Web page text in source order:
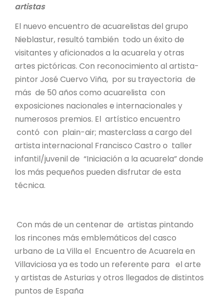
artistas
El nuevo encuentro de acuarelistas del grupo
Nieblastur, resultó también todo un éxito de
visitantes y aficionados a la acuarela y otras
artes pictóricas. Con reconocimiento al artista-
pintor José Cuervo Viña, por su trayectoria de
más de 50 años como acuarelista con
exposiciones nacionales e internacionales y
numerosos premios. El artístico encuentro
contó con plain-air; masterclass a cargo del
artista internacional Francisco Castro o taller
infantil/juvenil de “Iniciación a la acuarela” donde
los más pequeños pueden disfrutar de esta
técnica.
Con más de un centenar de artistas pintando
los rincones más emblemáticos del casco
urbano de La Villa el Encuentro de Acuarela en
Villaviciosa ya es todo un referente para el arte
y artistas de Asturias y otros llegados de distintos
puntos de España